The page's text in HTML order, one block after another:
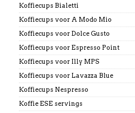
Koffiecups Bialetti
Koffiecups voor A Modo Mio
Koffiecups voor Dolce Gusto
Koffiecups voor Espresso Point
Koffiecups voor Illy MPS
Koffiecups voor Lavazza Blue
Koffiecups Nespresso
Koffie ESE servings